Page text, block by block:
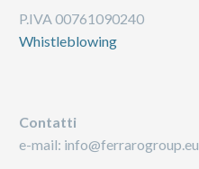
P.IVA 00761090240
Whistleblowing
Contatti
e-mail: info@ferrarogroup.eu